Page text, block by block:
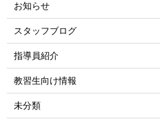
お知らせ
スタッフブログ
指導員紹介
教習生向け情報
未分類